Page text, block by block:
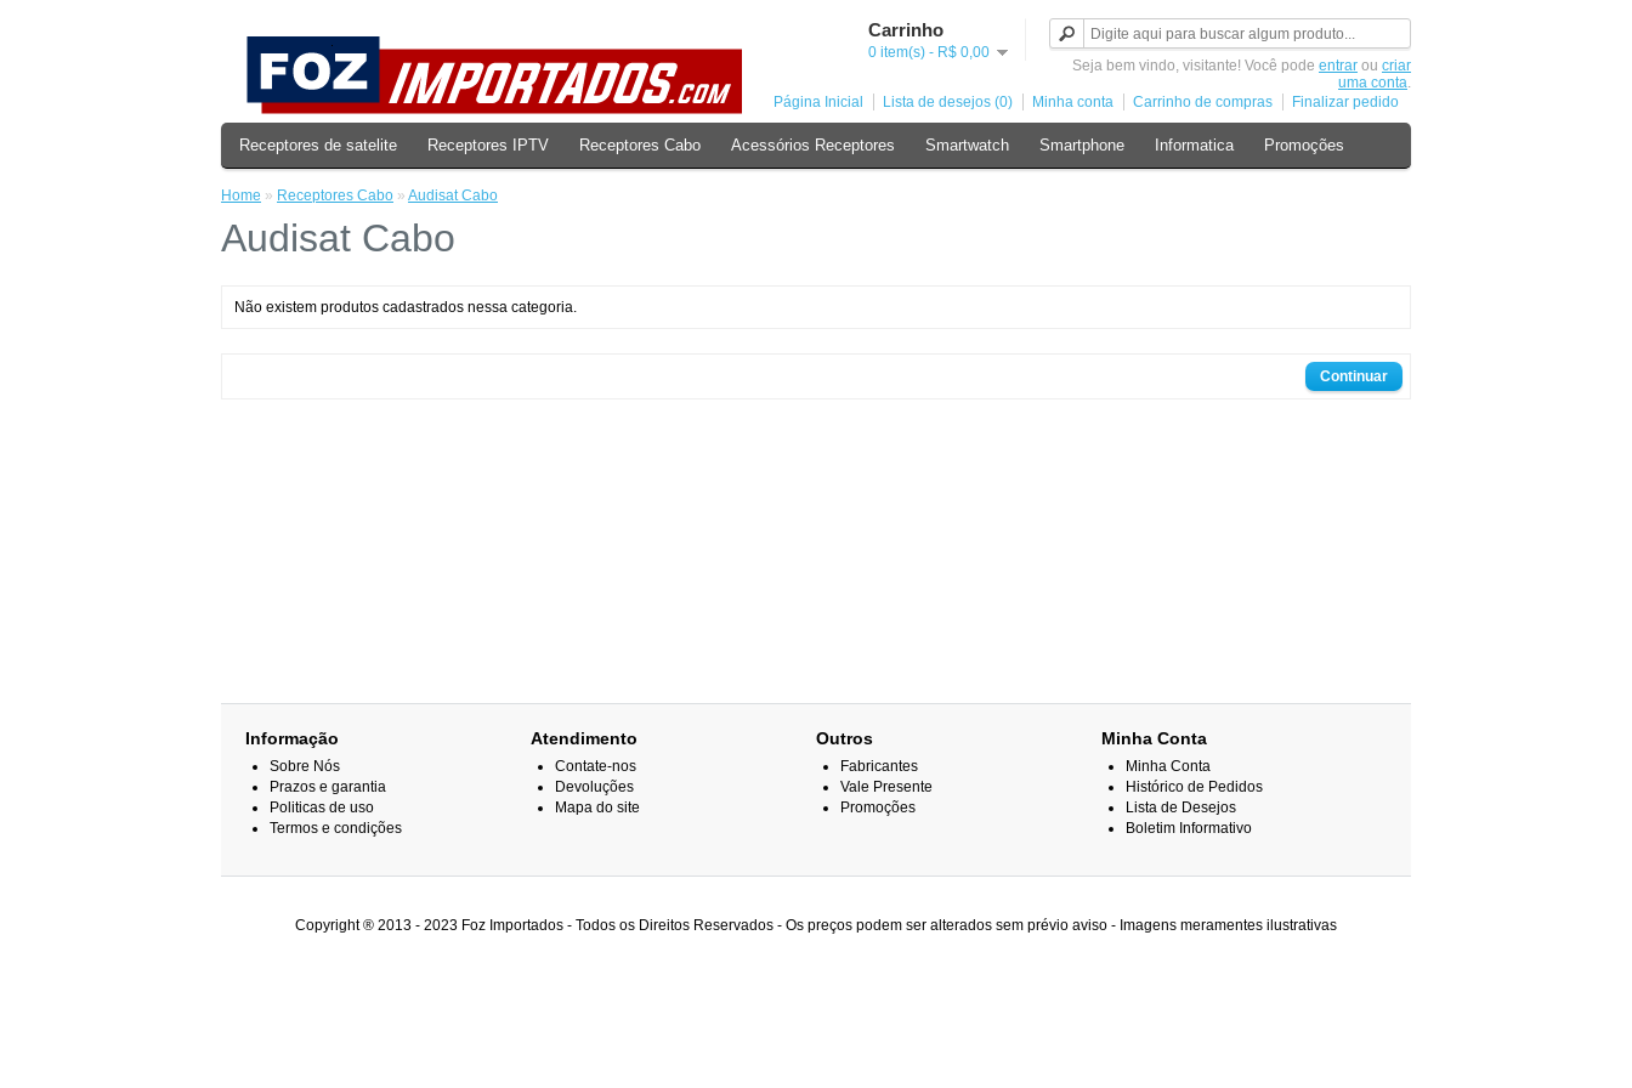
Carrinho
0 item(s) - R$ 0,00
Seja bem vindo, visitante! Você pode entrar ou criar
uma conta.
Página Inicial
Lista de desejos (0) Minha conta Carrinho de compras Finalizar pedido
Receptores de satelite Receptores IPTV Receptores Cabo Acessórios Receptores Smartwatch Smartphone Informatica Promoções
Home » Receptores Cabo » Audisat Cabo
Audisat Cabo
Não existem produtos cadastrados nessa categoria.
Continuar
Informação
Sobre Nós
Prazos e garantia
Politicas de uso
Termos e condições
Atendimento
Contate-nos
Devoluções
Mapa do site
Outros
Fabricantes
Vale Presente
Promoções
Minha Conta
Minha Conta
Histórico de Pedidos
Lista de Desejos
Boletim Informativo
Copyright ® 2013 - 2023 Foz Importados - Todos os Direitos Reservados - Os preços podem ser alterados sem prévio aviso - Imagens meramentes ilustrativas